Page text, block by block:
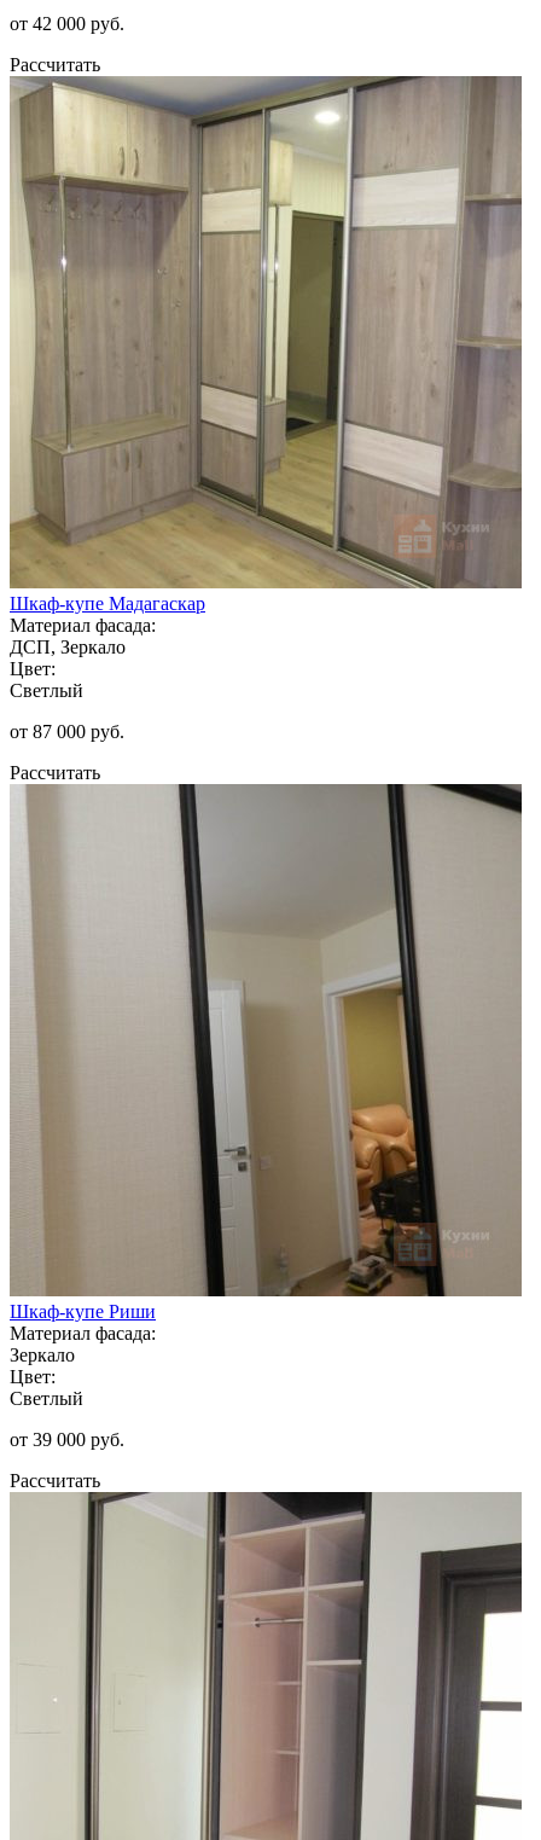
от 42 000 руб.
Рассчитать
Шкаф-купе Мадагаскар
Материал фасада:
ДСП, Зеркало
Цвет:
Светлый
от 87 000 руб.
Рассчитать
Шкаф-купе Риши
Материал фасада:
Зеркало
Цвет:
Светлый
от 39 000 руб.
Рассчитать